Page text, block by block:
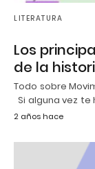
LITERATURA
Los
de la
Todo sobre
Si alguna vez
2 años hace